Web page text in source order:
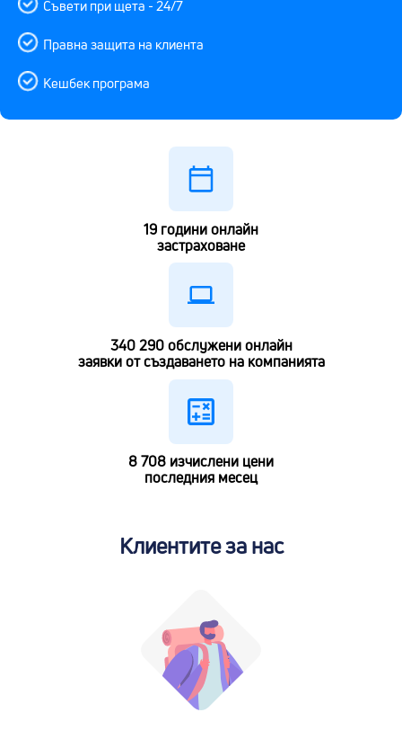
Съвети при щета - 24/7
Правна защита на клиента
Кешбек програма
19 години онлайн
застраховане
340 290обслужени онлайн
заявки от създаването на компанията
8 708 изчислени цени
последния месец
Клиентите за нас